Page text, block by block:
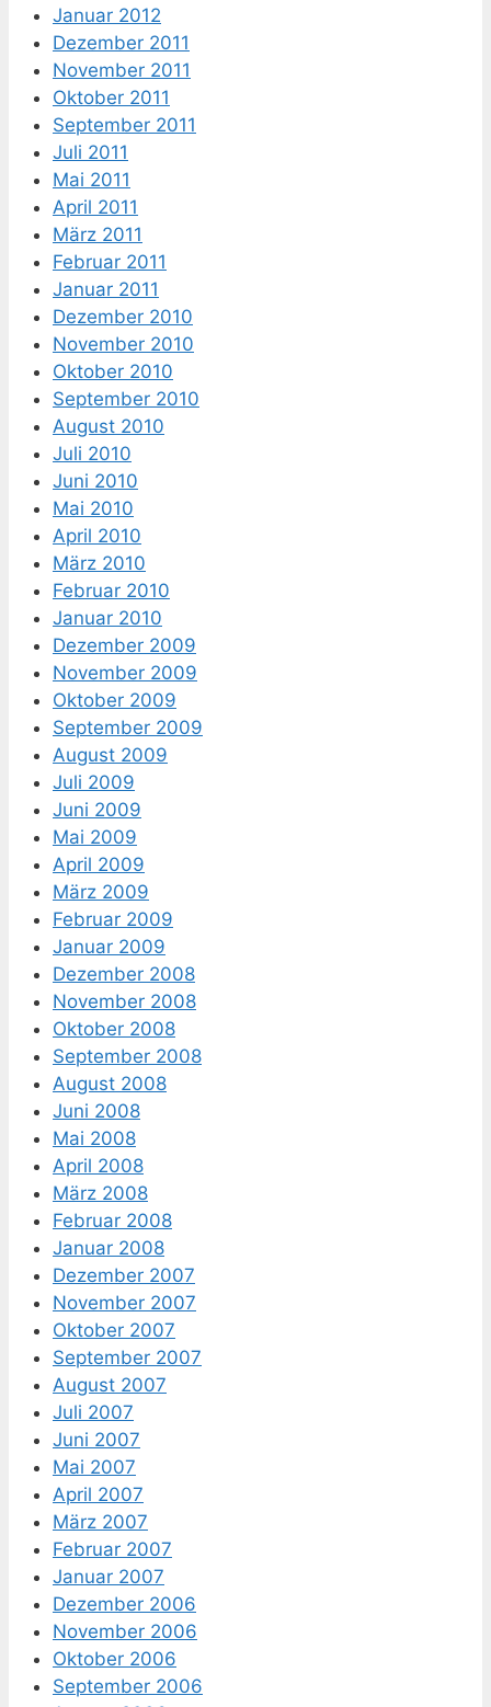
Januar 2012
Dezember 2011
November 2011
Oktober 2011
September 2011
Juli 2011
Mai 2011
April 2011
März 2011
Februar 2011
Januar 2011
Dezember 2010
November 2010
Oktober 2010
September 2010
August 2010
Juli 2010
Juni 2010
Mai 2010
April 2010
März 2010
Februar 2010
Januar 2010
Dezember 2009
November 2009
Oktober 2009
September 2009
August 2009
Juli 2009
Juni 2009
Mai 2009
April 2009
März 2009
Februar 2009
Januar 2009
Dezember 2008
November 2008
Oktober 2008
September 2008
August 2008
Juni 2008
Mai 2008
April 2008
März 2008
Februar 2008
Januar 2008
Dezember 2007
November 2007
Oktober 2007
September 2007
August 2007
Juli 2007
Juni 2007
Mai 2007
April 2007
März 2007
Februar 2007
Januar 2007
Dezember 2006
November 2006
Oktober 2006
September 2006